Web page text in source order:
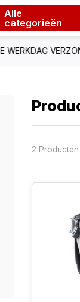
Alle
categorieën
2 Producten